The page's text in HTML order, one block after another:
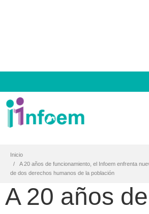
Inicio
A 20 años de funcionamiento, el Infoem enfrenta
de dos derechos humanos de la población
A 20 años de